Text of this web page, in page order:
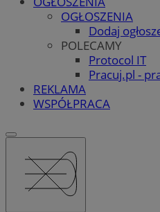
OGŁOSZENIA
Dodaj
POLECAMY
Protocol IT
Pracuj.pl -
REKLAMA
WSPÓŁPRACA